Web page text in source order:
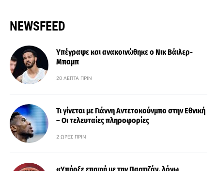
NEWSFEED
Υπέγραψε και ανακοινώθηκε ο Νικ Βάιλερ-
Μπαμπ
20 ΛΕΠΤΆ ΠΡΙΝ
Τι γίνεται με Γιάννη Αντετοκούνμπο στην Εθνική
– Οι τελευταίες πληροφορίες
2 ΏΡΕΣ ΠΡΙΝ